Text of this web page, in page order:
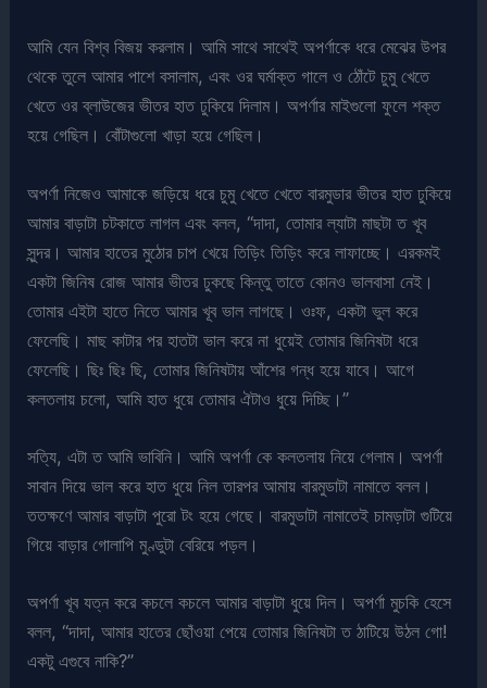
আমি যেন বিশ্ব বিজয় করলাম। আমি সাথে সাথেই অপর্ণাকে ধরে মেঝের উপর
থেকে তুলে আমার পাশে বসালাম, এবং ওর ঘর্মাক্ত গালে ও ঠোঁটে চুমু খেতে
খেতে ওর ব্লাউজের ভীতর হাত ঢুকিয়ে দিলাম। অপর্ণার মাইগুলো ফুলে শক্ত
হয়ে গেছিল। বোঁটাগুলো খাড়া হয়ে গেছিল।
অপর্ণা নিজেও আমাকে জড়িয়ে ধরে চুমু খেতে খেতে বারমুডার ভীতর হাত ঢুকিয়ে
আমার বাড়াটা চটকাতে লাগল এবং বলল, “দাদা, তোমার ল্যাটা মাছটা ত খূব
সুন্দর। আমার হাতের মুঠোর চাপ খেয়ে তিড়িং তিড়িং করে লাফাচ্ছে। এরকমই
একটা জিনিষ রোজ আমার ভীতর ঢুকছে কিন্তু তাতে কোনও ভালবাসা নেই।
তোমার এইটা হাতে নিতে আমার খূব ভাল লাগছে। ওঃফ, একটা ভুল করে
ফেলেছি। মাছ কাটার পর হাতটা ভাল করে না ধুয়েই তোমার জিনিষটা ধরে
ফেলেছি। ছিঃ ছিঃ ছি, তোমার জিনিষটায় আঁশের গন্ধ হয়ে যাবে। আগে
কলতলায় চলো, আমি হাত ধুয়ে তোমার ঐটাও ধুয়ে দিচ্ছি।”
সত্যি, এটা ত আমি ভাবিনি। আমি অপর্ণা কে কলতলায় নিয়ে গেলাম। অপর্ণা
সাবান দিয়ে ভাল করে হাত ধুয়ে নিল তারপর আমায় বারমুডাটা নামাতে বলল।
ততক্ষণে আমার বাড়াটা পুরো টং হয়ে গেছে। বারমুডাটা নামাতেই চামড়াটা গুটিয়ে
গিয়ে বাড়ার গোলাপি মুণ্ডুটা বেরিয়ে পড়ল।
অপর্ণা খূব যত্ন করে কচলে কচলে আমার বাড়াটা ধুয়ে দিল। অপর্ণা মুচকি হেসে
বলল, “দাদা, আমার হাতের ছোঁওয়া পেয়ে তোমার জিনিষটা ত ঠাটিয়ে উঠল গো!
একটু এগুবে নাকি?”